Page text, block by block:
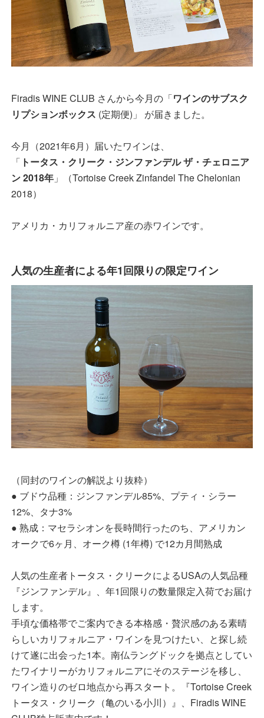
Firadis WINE CLUB さんから今月の「ワインのサブスク
リプションボックス (定期便)」 が届きました。
今月（2021年6月）届いたワインは、
「 トータス・クリーク・ジンファンデル ザ・チェロニア
ン 2018年 」（Tortoise Creek Zinfandel The Chelonian
2018）
アメリカ・カリフォルニア産の赤ワインです。
人気の生産者による年1回限りの限定ワイン
（同封のワインの解説より抜粋）
● ブドウ品種：ジンファンデル85%、プティ・シラー
12%、タナ3%
● 熟成：マセラシオンを長時間行ったのち、アメリカン
オークで6ヶ月、オーク樽 (1年樽) で12カ月間熟成
人気の生産者トータス・クリークによるUSAの人気品種
『ジンファンデル』、年1回限りの数量限定入荷でお届け
します。
手頃な価格帯でご案内できる本格感・贅沢感のある素晴
らしいカリフォルニア・ワインを見つけたい、と探し続
けて遂に出会った1本。南仏ラングドックを拠点としてい
たワイナリーがカリフォルニアにそのステージを移し、
ワイン造りのゼロ地点から再スタート。『Tortoise Creek
トータス・クリーク（亀のいる小川）』、Firadis WINE